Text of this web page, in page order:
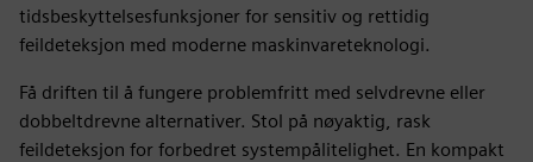
tidsbeskyttelsesfunksjoner for sensitiv og rettidig
feildeteksjon med moderne maskinvareteknologi.
Få driften til å fungere problemfritt med selvdrevne eller
dobbeltdrevne alternativer. Stol på nøyaktig, rask
feildeteksjon for forbedret systempålitelighet. En kompakt